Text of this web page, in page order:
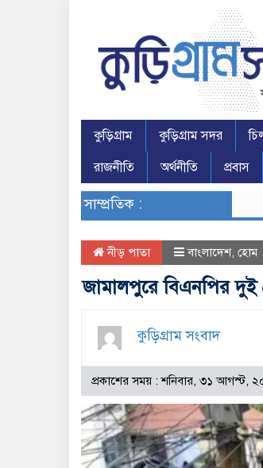
কুড়িগ্রাম কুড়িগ্রাম সদর
রাজনীতি
অর্থনীতি প্রবাস
সাম্প্রতিক :
নীড় পাতা বাংলাদেশ, হোম
জামালপুরে বিএনপির
কুড়িগ্রাম সংবাদ
প্রকাশের সময় : শনিবার, ৩১ আগস্ট,